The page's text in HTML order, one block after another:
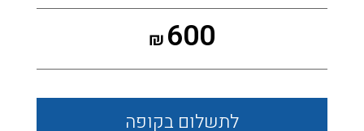
₪600
לתשלום בקופה